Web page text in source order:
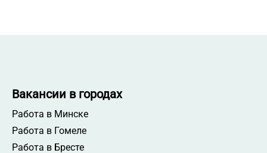
Вакансии в городах
Работа в Минске
Работа в Гомеле
Работа в Бресте